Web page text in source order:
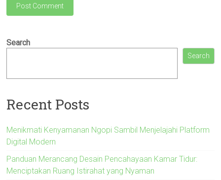
Search
Search
Recent Posts
Menikmati Kenyamanan Ngopi Sambil Menjelajahi Platform
Digital Modern
Panduan Merancang Desain Pencahayaan Kamar Tidur:
Menciptakan Ruang Istirahat yang Nyaman